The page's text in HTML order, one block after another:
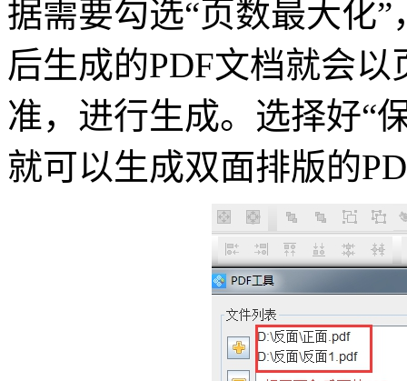
据需要勾选“页数最大化
后生成的PDF文档就会
准，进行生成。选择好“
就可以生成双面排版的